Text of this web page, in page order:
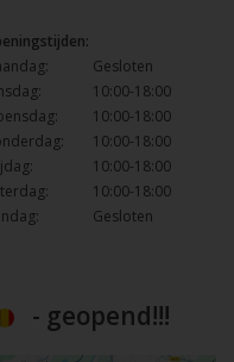
Gesloten
10:00-18:00
10:00-18:00
10:00-18:00
10:00-18:00
10:00-18:00
Gesloten
- geopend!!!